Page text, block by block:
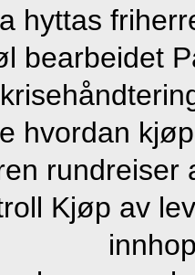
hyttas
bearbeidet
hvordan
rundreiser
Kjøp av